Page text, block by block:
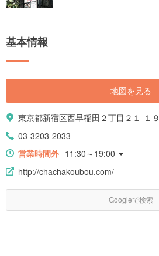
基本情報
地図を見る
東京都新宿区西早稲田２丁目２１-１９
03-3203-2033
営業時間外 11:30～19:00
http://chachakoubou.com/
Googleで検索